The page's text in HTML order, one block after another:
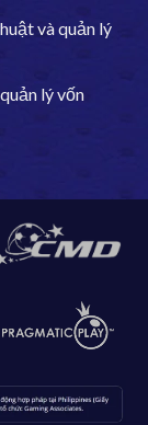
và quản lý
lý vốn